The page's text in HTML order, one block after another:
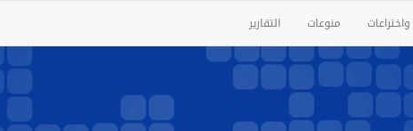
منوعات التقارير